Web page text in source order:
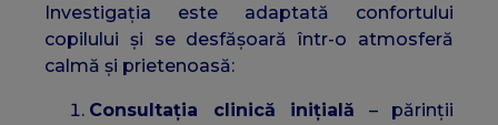
Investigația este adaptată confortului
copilului și se desfășoară într-o atmosferă
calmă și prietenoasă:
Consultația clinică inițială – părinții